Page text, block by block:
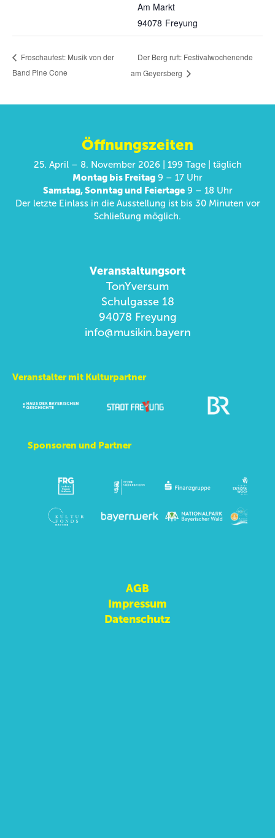
Am Markt
Freyung
94078
Froschaufest: Musik von der
Band Pine Cone
Der Berg ruft: Festivalwochenende
am Geyersberg
Öffnungszeiten
25. April – 8. November 2026 | 199 Tage | täglich
Montag bis Freitag 9 – 17 Uhr
Samstag, Sonntag und Feiertage9 – 18 Uhr
Der letzte Einlass in die Ausstellung ist bis 30 Minuten vor
Schließung möglich.
Veranstaltungsort
TonYversum
Schulgasse 18
94078 Freyung
info@musikin.bayern
Veranstalter mit Kulturpartner
Sponsoren und Partner
AGB
Impressum
Datenschutz